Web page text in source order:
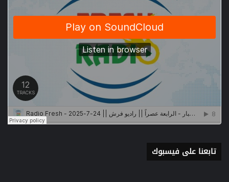
تابعنا على فيسبوك